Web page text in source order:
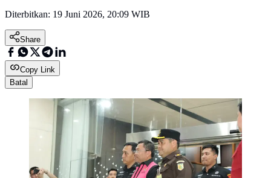
Diterbitkan: 19 Juni 2026, 20:09 WIB
Share
Copy Link
Batal